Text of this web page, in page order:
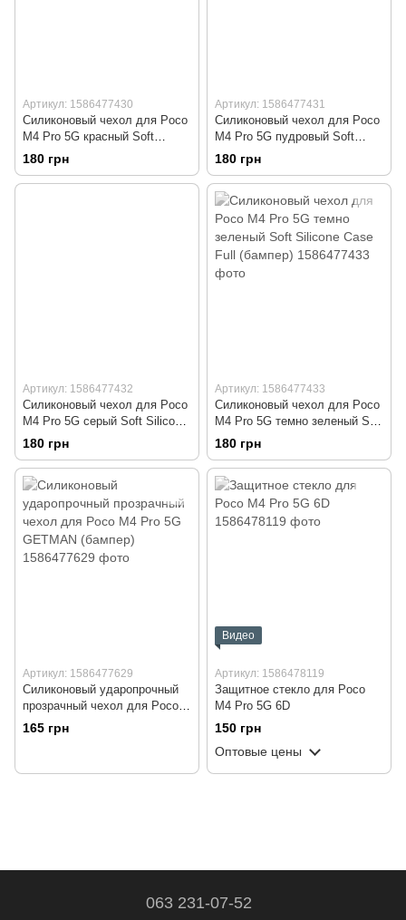
Артикул: 1586477430
Силиконовый чехол для Poco
M4 Pro 5G красный Soft
Silicone Case Full (бампер)
180 грн
Артикул: 1586477431
Силиконовый чехол для Poco
M4 Pro 5G пудровый Soft
Silicone Case Full (бампер)
180 грн
Артикул: 1586477432
Силиконовый чехол для Poco
M4 Pro 5G серый Soft Silicone
Case Full (бампер)
180 грн
Артикул: 1586477433
Силиконовый чехол для Poco
M4 Pro 5G темно зеленый Soft
Silicone Case Full (бампер)
180 грн
Артикул: 1586477629
Силиконовый ударопрочный
прозрачный чехол для Poco
M4 Pro 5G GETMAN (бампер)
165 грн
Видео
Артикул: 1586478119
Защитное стекло для Poco
M4 Pro 5G 6D
150 грн
Оптовые цены
063 231-07-52